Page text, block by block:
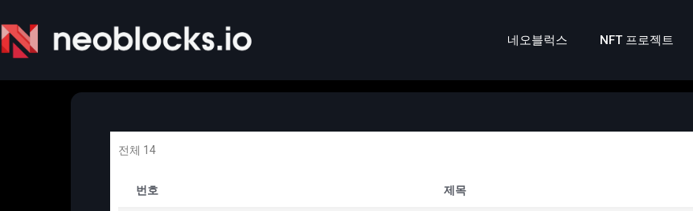
네오블럭스 NFT 프로젝트
전체 14
번호 제목